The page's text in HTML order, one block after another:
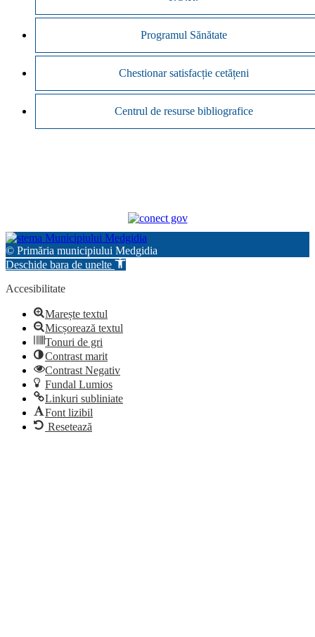
Programul Sănătate
Chestionar satisfacție cetățeni
Centrul de resurse bibliografice
© Primăria municipiului Medgidia
Deschide bara de unelte
Accesibilitate
Marește textul
Micșorează textul
Tonuri de gri
Contrast marit
Contrast Negativ
Fundal Lumios
Linkuri subliniate
Font lizibil
Resetează